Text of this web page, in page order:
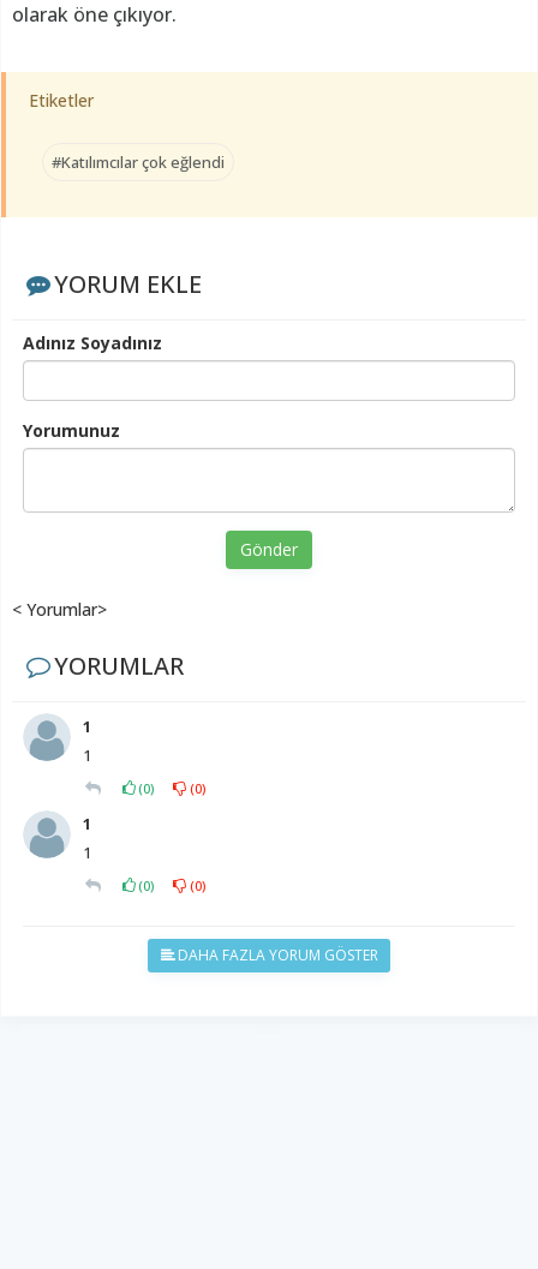
olarak öne çıkıyor.
Etiketler
#Katılımcılar çok eğlendi
YORUM EKLE
Adınız Soyadınız
Yorumunuz
Gönder
< Yorumlar>
YORUMLAR
1
1
(0) (0)
1
1
(0) (0)
DAHA FAZLA YORUM GÖSTER